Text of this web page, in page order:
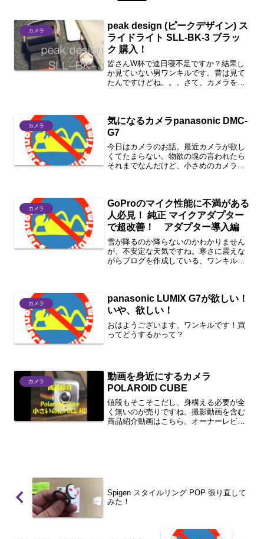
カメラ
peak design (ピークデザイン) ス
ライドライト SLL-BK-3 ブラッ
ク 購入！
皆さんW杯で連日寝不足ですか？結果し
か見ていない男ワンキルです。昔は見て
たんですけどね。。。さて、カメラを買
てと、手持ちの状態が長く...
カメラ
気になるカメラpanasonic DMC-
G7
今日はカメラのお話。最近カメラが欲し
くてたまらない。物欲の塊の言われたら
それまでなんだけど、小さめのカメラを
カメラを使ってる...
カメラ
GoProのマイク性能に不満がある
人必見！ 純正 マイクアダプター
で超改善！ アダプター導入編
雪が降るのか降らないのかわかりません
が、不安定な天気ですね。寒さに震えな
がらブログを作成している、ワンキルで
音声問題...
カメラ
panasonic LUMIX G7が欲しい！
いや、欲しい！
おはようございます、ワンキルです！買
ってどうするかって？
カメラ
動画を身近にするカメラ
POLAROID CUBE
値段もそこそこだし、身構える必要が全
く無いのが売りですね。撮影動画を含む
商品紹介動画はこちら。オーナーレビュ
Spigen スタイルリング POP 張り直して
みた！